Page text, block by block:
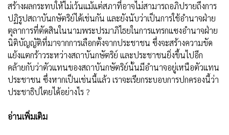
สร้างผลกระทบให้ไม่เว้นแม้แต่สภาที่อาจไม่สามารถอภิปรายถึงการ
ปฏิรูปสถาบันกษัตริย์ได้เช่นกัน และยังนับว่าเป็นการใช้อำนาจฝ่าย
ตุลาการที่ตัดสินในนามพระปรมาภิไธยในการแทรกแซงอำนาจฝ่าย
นิติบัญญัติที่มาจากการเลือกตั้งจากประชาชน ซึ่งจะสร้างความขัด
แย้งแตกร้าวระหว่างสถาบันกษัตริย์ และประชาชนยิ่งขึ้นไปอีก
คล้ายกับว่าตัวแทนของสถาบันกษัตริย์นั้นมีอำนาจอยู่เหนือตัวแทน
ประชาชน ซึ่งหากเป็นเช่นนี้แล้ว เราจะเรียกระบอบการปกครองนี้ว่า
ประชาธิปไตยได้อย่างไร ?
อ่านเพิ่มเติม